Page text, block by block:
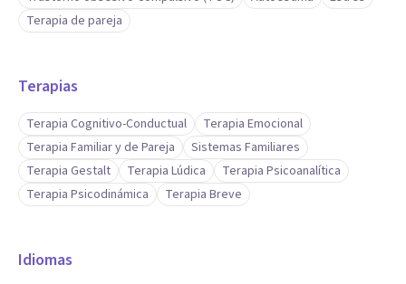
Terapia de pareja
Terapias
Terapia Cognitivo-Conductual
Terapia Emocional
Terapia Familiar y de Pareja
Sistemas Familiares
Terapia Gestalt
Terapia Lúdica
Terapia Psicoanalítica
Terapia Psicodinámica
Terapia Breve
Idiomas